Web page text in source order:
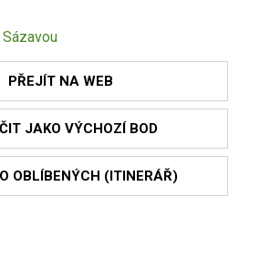
NA WEB
JAKO VÝCHOZÍ BOD
OBLÍBENÝCH (ITINERÁŘ)